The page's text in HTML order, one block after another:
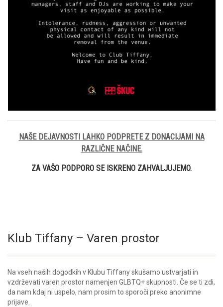
NAŠE DEJAVNOSTI LAHKO PODPRETE Z DONACIJAMI NA
RAZLIČNE NAČINE.
ZA VAŠO PODPORO SE ISKRENO ZAHVALJUJEMO.
Klub Tiffany – Varen prostor
Na vseh naših dogodkih v Klubu Tiffany skušamo ustvarjati in
vzdrževati varen prostor namenjen GLBTQ+ skupnosti. Če se ti zdi,
da nam kdaj ni uspelo, nam prosim to sporoči preko anonimne
prijave.